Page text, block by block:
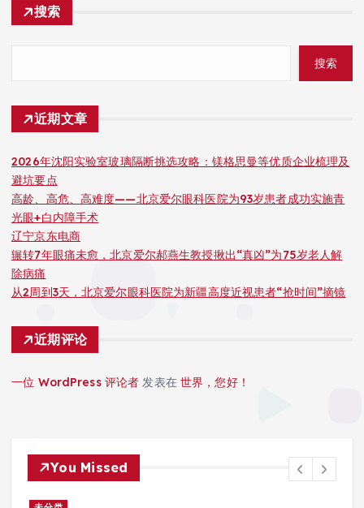
搜索
搜索
近期文章
2026年沈阳实验室玻璃隔断挑选攻略：镁格思曼等优质企业梳理及
避坑要点
高龄、高危、高难度——北京爱尔眼科医院为93岁患者成功实施青
光眼+白内障手术
辽宁京东电商
辗转7年眼痛未愈，北京爱尔郝燕生教授揪出“真凶”为75岁老人解
除病痛
从2周到3天，北京爱尔眼科医院为新疆高度近视患者“抢时间”摘镜
近期评论
一位 WordPress 评论者 发表在世界，您好！
You Missed